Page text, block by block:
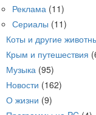
Реклама (11)
Сериалы (11)
Коты и другие
Крым и путешествия
Музыка (95)
Новости (162)
О жизни (9)